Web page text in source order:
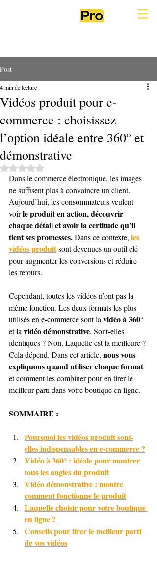
Post
Vidéos produit pour e-
commerce : choisissez
l’option idéale entre 360° et
démonstrative
4 min de lecture
Noté NaN étoiles sur 5.
Dans le commerce électronique, les images
ne suffisent plus à convaincre un client.
Aujourd’hui, les consommateurs veulent
voir le produit en action, découvrir
chaque détail et avoir la certitude qu’il
tient ses promesses. Dans ce contexte, les
vidéos produit sont devenues un outil clé
pour augmenter les conversions et réduire
les retours.
Cependant, toutes les vidéos n’ont pas la
même fonction. Les deux formats les plus
utilisés en e-commerce sont la vidéo à 360°
et la vidéo démonstrative. Sont-elles
identiques ? Non. Laquelle est la meilleure ?
Cela dépend. Dans cet article, nous vous
expliquons quand utiliser chaque format
et comment les combiner pour en tirer le
meilleur parti dans votre boutique en ligne.
SOMMAIRE :
Pourquoi les vidéos produit sont-
elles indispensables en e-commerce ?
Vidéo à 360° : idéale pour montrer
tous les angles du produit
Vidéo démonstrative : montre
comment fonctionne le produit
Laquelle choisir pour votre boutique
en ligne ?
Conseils pour tirer le meilleur parti
de vos vidéos